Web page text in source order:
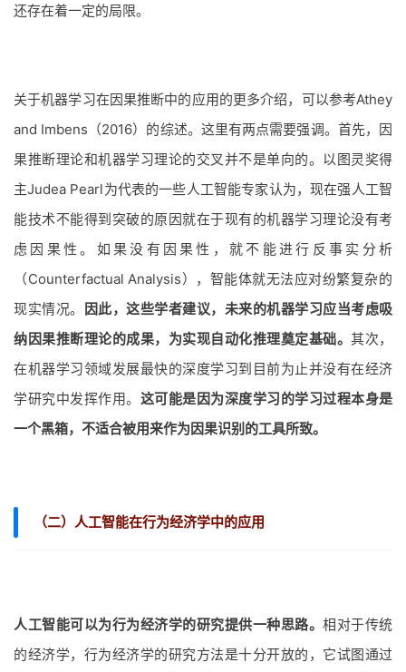
还存在着一定的局限。
关于机器学习在因果推断中的应用的更多介绍，可以参考Athey
and Imbens（2016）的综述。这里有两点需要强调。首先，因
果推断理论和机器学习理论的交叉并不是单向的。以图灵奖得
主Judea Pearl为代表的一些人工智能专家认为，现在强人工智
能技术不能得到突破的原因就在于现有的机器学习理论没有考
虑因果性。如果没有因果性，就不能进行反事实分析
（Counterfactual Analysis），智能体就无法应对纷繁复杂的
现实情况。 因此，这些学者建议，未来的机器学习应当考虑吸
纳因果推断理论的成果，为实现自动化推理奠定基础。 其次，
在机器学习领域发展最快的深度学习到目前为止并没有在经济
学研究中发挥作用。 这可能是因为深度学习的学习过程本身是
一个黑箱，不适合被用来作为因果识别的工具所致。
（二）人工智能在行为经济学中的应用
人工智能可以为行为经济学的研究提供一种思路。 相对于传统
的经济学，行为经济学的研究方法是十分开放的，它试图通过